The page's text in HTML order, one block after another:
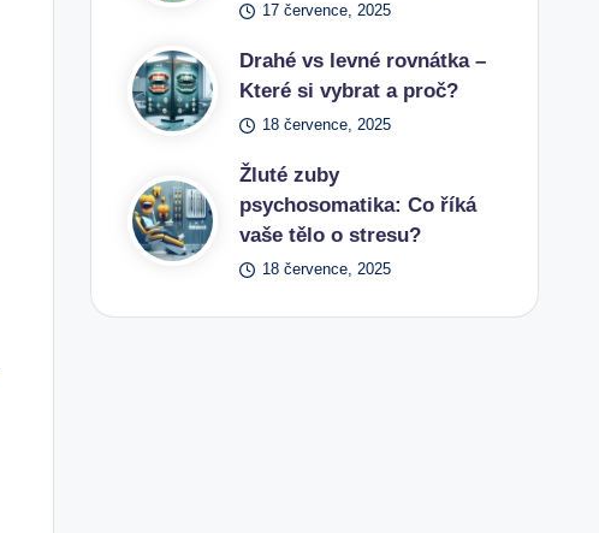
17 července, 2025
Drahé vs levné rovnátka –
Které si vybrat a proč?
18 července, 2025
Žluté zuby
psychosomatika: Co říká
vaše tělo o stresu?
18 července, 2025